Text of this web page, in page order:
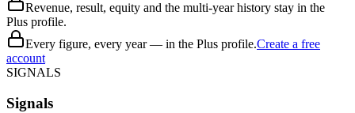
Revenue, result, equity and the multi-year history stay in the
Plus profile.
Every figure, every year — in the Plus profile.Create a free
account
SIGNALS
Signals